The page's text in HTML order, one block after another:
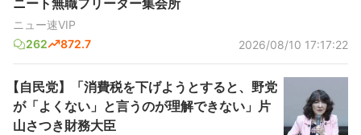
ニート無職フリーター集会所
ニュー速VIP
262
872.7 2026/08/10 17:17:22
【自民党】「消費税を下げようとすると、野党
が「よくない」と言うのが理解できない」片
山さつき財務大臣